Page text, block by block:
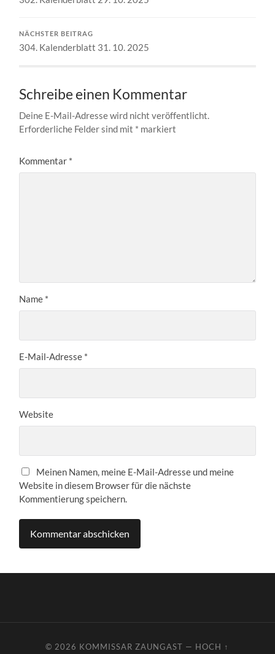
NÄCHSTER BEITRAG
304. Kalenderblatt 31. 10. 2025
Schreibe einen Kommentar
Deine E-Mail-Adresse wird nicht veröffentlicht.
Erforderliche Felder sind mit * markiert
Kommentar *
Name *
E-Mail-Adresse *
Website
Meinen Namen, meine E-Mail-Adresse und meine
Website in diesem Browser für die nächste
Kommentierung speichern.
© 2026 KOMMISSAR ZAUNGAST — HOCH ↑